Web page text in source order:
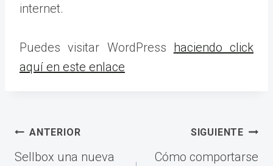
internet.
Puedes visitar WordPress haciendo click
aquí en este enlace
Navegación
de
ANTERIOR
Sellbox una nueva
SIGUIENTE
Cómo comportarse